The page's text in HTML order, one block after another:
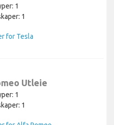
1
1
for Tesla
Utleie
1
1